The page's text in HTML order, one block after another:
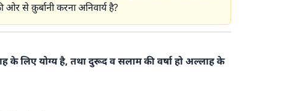
से क़ुर्बानी करना अनिवार्य है?
के लिए योग्य है, तथा दुरूद व सलाम की वर्षा हो अल्लाह के